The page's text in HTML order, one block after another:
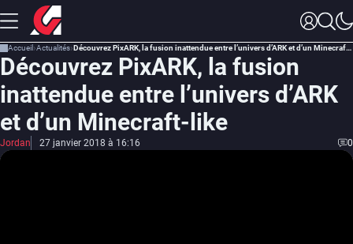
Accueil Actualités Découvrez PixARK, la fusion inattendue entre l’univers d’ARK et d’un Minecraft-like
Découvrez PixARK, la fusion
inattendue entre l’univers d’ARK
et d’un Minecraft-like
Jordan 27 janvier 2018 à 16:16 0